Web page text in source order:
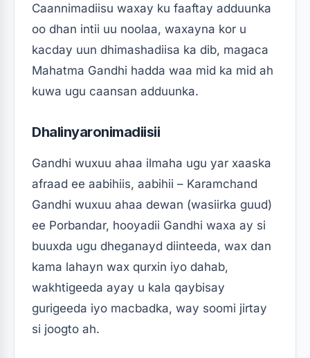
Caannimadiisu waxay ku faaftay adduunka
oo dhan intii uu noolaa, waxayna kor u
kacday uun dhimashadiisa ka dib, magaca
Mahatma Gandhi hadda waa mid ka mid ah
kuwa ugu caansan adduunka.
Dhalinyaronimadiisii
Gandhi wuxuu ahaa ilmaha ugu yar xaaska
afraad ee aabihiis, aabihii – Karamchand
Gandhi wuxuu ahaa dewan (wasiirka guud)
ee Porbandar, hooyadii Gandhi waxa ay si
buuxda ugu dheganayd diinteeda, wax dan
kama lahayn wax qurxin iyo dahab,
wakhtigeeda ayay u kala qaybisay
gurigeeda iyo macbadka, way soomi jirtay
si joogto ah.